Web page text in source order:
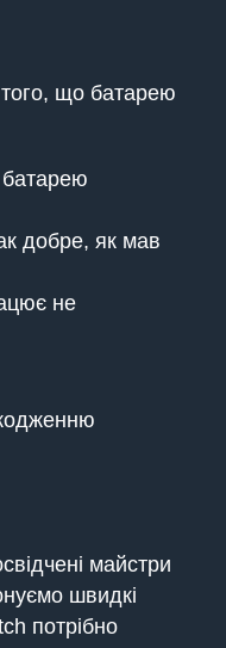
що батарею
добре, як мав
не
майстри
швидкі
потрібно